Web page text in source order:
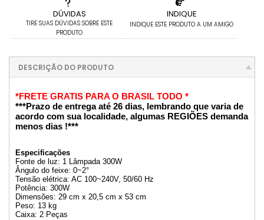
DÚVIDAS
TIRE SUAS DÚVIDAS SOBRE ESTE
PRODUTO
INDIQUE
INDIQUE ESTE PRODUTO A UM AMIGO
DESCRIÇÃO DO PRODUTO
*FRETE GRATIS PARA O BRASIL TODO *
***Prazo de entrega até 26 dias, lembrando que varia de
acordo com sua localidade, algumas REGIÕES demanda
menos dias !***
Especificações
Fonte de luz: 1 Lâmpada 300W
Ângulo do feixe: 0~2°
Tensão elétrica: AC 100~240V, 50/60 Hz
Potência: 300W
Dimensões: 29 cm x 20,5 cm x 53 cm
Peso: 13 kg
Caixa: 2 Peças